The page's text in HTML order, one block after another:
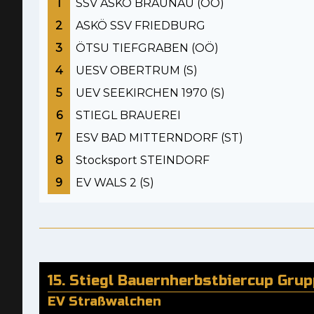
1
SSV ASKÖ BRAUNAU (OÖ)
2
ASKÖ SSV FRIEDBURG
3
ÖTSU TIEFGRABEN (OÖ)
4
UESV OBERTRUM (S)
5
UEV SEEKIRCHEN 1970 (S)
6
STIEGL BRAUEREI
7
ESV BAD MITTERNDORF (ST)
8
Stocksport STEINDORF
9
EV WALS 2 (S)
15. Stiegl Bauernherbstbiercup
EV Straßwalchen